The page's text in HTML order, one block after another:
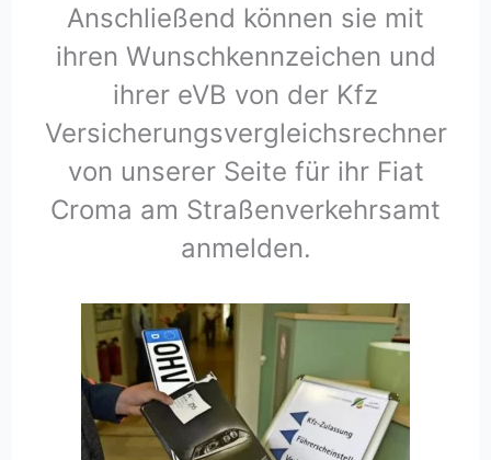
Anschließend können sie mit
ihren Wunschkennzeichen und
ihrer eVB von der Kfz
Versicherungsvergleichsrechner
von unserer Seite für ihr Fiat
Croma am Straßenverkehrsamt
anmelden.